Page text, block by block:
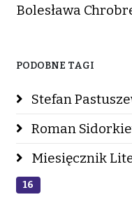
Bolesława
PODOBNE TAGI
Stefan
Roman
Miesięcznik
16